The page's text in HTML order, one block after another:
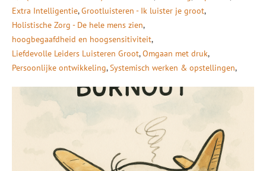
Extra Intelligentie Grootluisteren - Ik luister je groot
Holistische Zorg - De hele mens zien
hoogbegaafdheid en hoogsensitiviteit
Liefdevolle Leiders Luisteren Groot Omgaan met druk
Persoonlijke ontwikkeling Systemisch werken & opstellingen